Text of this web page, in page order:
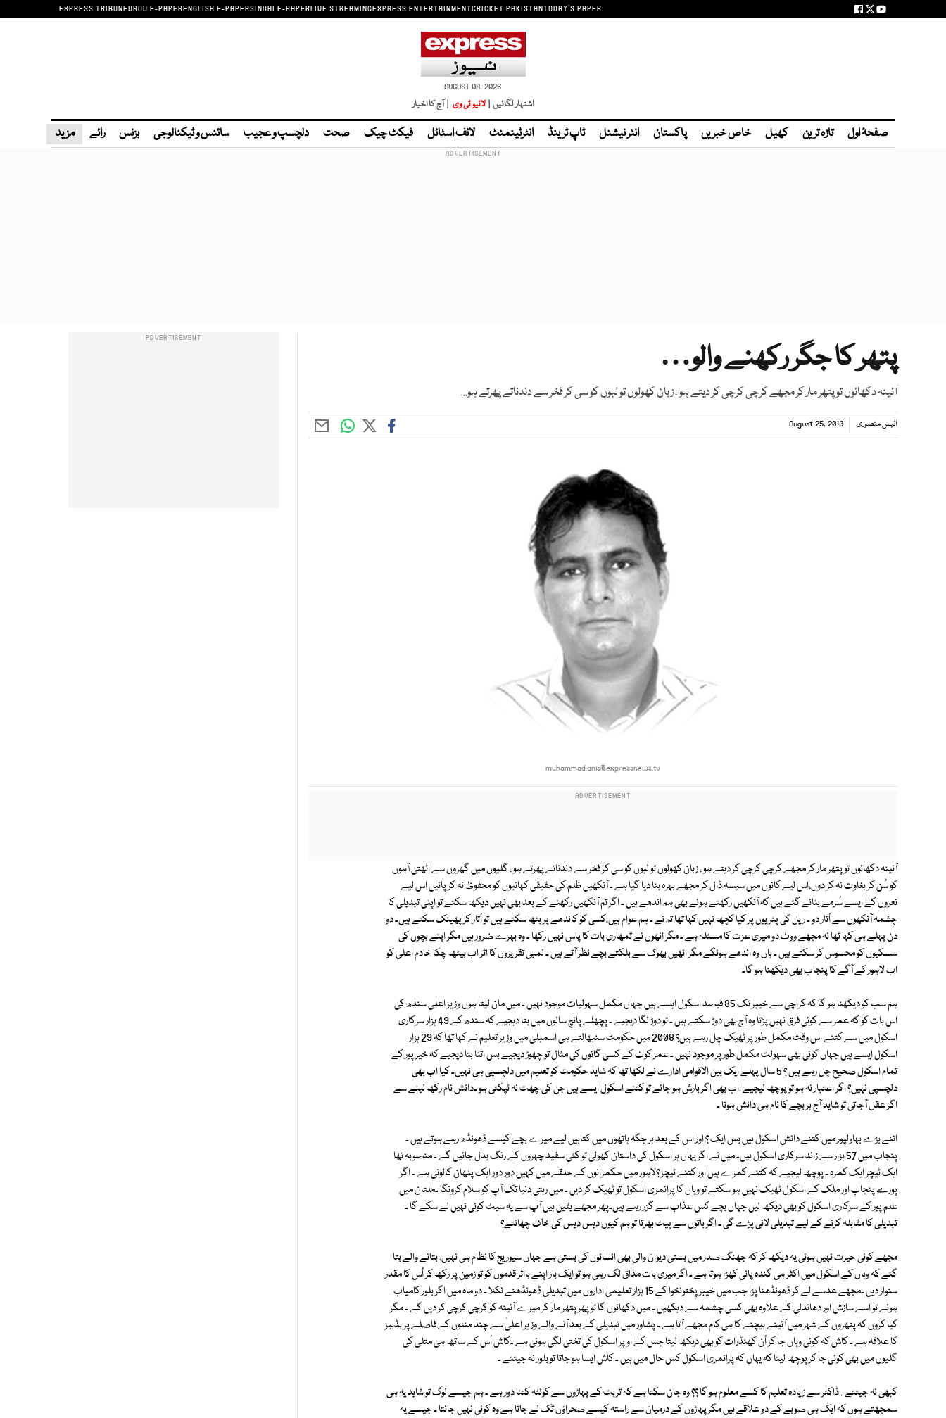
EXPRESS TRIBUNEURDU E-PAPERENGLISH E-PAPERSINDHI E-PAPERLIVE STREAMINGEXPRESS ENTERTAINMENTCRICKET PAKISTANTODAY'S PAPER
AUGUST 08, 2026
اشتہار لگائیں | لائیو ٹی وی | آج کا اخبار
صفحۂ اول تازہ ترین کھیل خاص خبریں پاکستان انٹر نیشنل ٹاپ ٹرینڈ انٹرٹینمنٹ لائف اسٹائل فیکٹ چیک صحت دلچسپ و عجیب سائنس و ٹیکنالوجی بزنس رائے مزید
پتھر کا جگر رکھنے والو…
آئینہ دکھائوں تو پتھر مار کر مجھے کرچی کرچی کر دیتے ہو ، زبان کھولوں تو لبوں کو سی کر فخر سے دندناتے پھرتے ہو...
انیس منصوری August 25, 2013
muhammad.anis@expressnews.tv
آئینہ دکھائوں تو پتھر مار کر مجھے کرچی کرچی کر دیتے ہو ، زبان کھولوں تو لبوں کو سی کر فخر سے دندناتے پھرتے ہو ، گلیوں میں گھروں سے اٹھتی آہوں
کو سُن کر بغاوت نہ کر دوں،اس لیے کانوں میں سیسہ ڈال کر مجھے بہرہ بنا دیا گیا ہے ۔ آنکھیں ظلم کی حقیقی کہانیوں کو محفوظ نہ کر پائیں اس لیے
نعروں کے ایسے سُرمے بنائے گئے ہیں کہ آنکھیں رکھتے ہوئے بھی ہم اندھے ہیں ۔ اگر تم آنکھیں رکھنے کے بعد بھی نہیں دیکھ سکتے تو اپنی تبدیلی کا
چشمہ آنکھوں سے اُتار دو ۔ ریل کی پٹریوں پر کیا کچھ نہیں کہا تھا تم نے ۔ ہم عوام ہیں،کسی کو کاندھے پر بٹھا سکتے ہیں تو اُتار کر پھینک سکتے ہیں۔ دو
دن پہلے ہی کہا تھا نہ مجھے ووٹ دو میری عزت کا مسئلہ ہے ۔ مگر انھوں نے تمھاری بات کا پاس نہیں رکھا ۔ وہ بہرے ضرور ہیں مگر اپنے بچوں کی
سسکیوں کو محسوس کر سکتے ہیں ۔ ہاں وہ اندھے ہونگے مگر انھیں بھوک سے بلکتے بچے نظر آتے ہیں ۔ لمبی تقریروں کا اثر اب بیٹھ چکا خادم اعلی کو
اب لاہور کے آگے کا پنجاب بھی دیکھنا ہو گا۔
ہم سب کو دیکھنا ہو گا کہ کراچی سے خیبر تک 85 فیصد اسکول ایسے ہیں جہاں مکمل سہولیات موجود نہیں ۔ میں مان لیتا ہوں وزیر اعلی سندھ کی
اس بات کو کہ عمر سے کوئی فرق نہیں پڑتا وہ آج بھی دوڑ سکتے ہیں ۔ تو دوڑ لگا دیجیے ۔ پچھلے پانچ سالوں میں بتا دیجیے کہ سندھ کے 49 ہزار سرکاری
اسکول میں سے کتنے اس وقت مکمل طور پر ٹھیک چل رہے ہیں؟ 2008 میں حکومت سنبھالتے ہی اسمبلی میں وزیر تعلیم نے کہا تھا کہ 29 ہزار
اسکول ایسے ہیں جہاں کوئی بھی سہولت مکمل طور پر موجود نہیں ۔ عمر کوٹ کے کسی گائوں کی مثال تو چھوڑ دیجیے بس اتنا بتا دیجیے کہ خیر پور کے
تمام اسکول صحیح چل رہے ہیں ؟ 5 سال پہلے ایک بین الاقوامی ادارے نے لکھا تھا کہ شاید حکومت کو تعلیم میں دلچسپی ہی نہیں۔ کیا اب بھی
دلچسپی نہیں؟ اگر اعتبار نہ ہو تو پوچھ لیجیے ،اب بھی اگر بارش ہو جائے تو کتنے اسکول ایسے ہیں جن کی چھت نہ ٹپکتی ہو ۔دانش نام رکھ لینے سے
اگر عقل آجاتی تو شاید آج ہر بچے کا نام ہی دانش ہوتا ۔
اتنے بڑے بہاولپور میں کتنے دانش اسکول ہیں بس ایک ؟ْ اور اس کے بعد ہر جگہ ہاتھوں میں کتابیں لیے میرے بچے کیسے ڈھونڈھ رہے ہوتے ہیں ۔
پنجاب میں 57 ہزار سے زائد سرکاری اسکول ہیں۔ میں نے اگر یہاں ہر اسکول کی داستان کھولی تو کئی سفید چہروں کے رنگ بدل جائیں گے ۔ منصوبہ تھا
ایک ٹیچر ایک کمرہ ۔ پوچھ لیجیے کہ کتنے کمرے ہیں اور کتنے ٹیچر ؟لاہور میں حکمرانوں کے حلقے میں کہیں دور دور ایک پٹھان کالونی ہے ۔ اگر
پورے پنجاب اور ملک کے اسکول ٹھیک نہیں ہو سکتے تو وہاں کا پرائمری اسکول تو ٹھیک کر دیں ۔ میں رہتی دنیا تک آپ کو سلام کرونگا ۔ملتان میں
علم پور کے سرکاری اسکول کو بھی دیکھ لیں جہاں بچے کس عذاب سے گزر رہے ہیں۔پھر مجھے یقین ہیں آپ سے یہ سیٹ کوئی نہیں لے سکے گا ۔
تبدیلی کا مقابلہ کرنے کے لیے تبدیلی لانی پڑے گی ۔ اگر باتوں سے پیٹ بھرتا تو ہم کیوں دیس دیس کی خاک چھانتے؟
مجھے کوئی حیرت نہیں ہوئی یہ دیکھ کر کہ جھنگ صدر میں بستی دیوان والی بھی انسانوں کی بستی ہے جہاں سیوریج کا نظام ہی نہیں، بتانے والے بتا
گئے کہ وہاں کے اسکول میں اکثر ہی گندہ پانی کھڑا ہوتا ہے ۔ اگر میری بات مذاق لگ رہی ہو تو ایک بار اپنے بااثر قدموں کو تو زمین پر رکھ کر اُس کا مقدر
سنوار دیں ۔مجھے عدسے لے کر ڈھونڈھنا پڑا جب میں خیبر پختونخوا کے 15 ہزار تعلیمی اداروں میں تبدیلی ڈھونڈھنے نکلا ۔ دو ماہ میں اگر بلور کامیاب
ہوئے تو اسے سازش اور دھاندلی کے علاوہ بھی کسی چشمہ سے دیکھیں ۔ میں دکھائوں گا تو پھر پتھر مار کر میرے آئینہ کو کرچی کرچی کر دیں گے ۔ مگر
کیا کروں کہ پتھروں کے شہر میں آئینے بیچنے کا ہی کام مجھے آتا ہے ۔ پشاور میں تبدیلی کے بعد آنے والے وزیر اعلیٰ سے چند منٹوں کے فاصلے پر بڈبیر
کا علاقہ ہے ۔ کاش کہ کوئی وہاں جا کر اُن کھنڈرات کو بھی دیکھ لیتا جس کے اوپر اسکول کی تختی لگی ہوئی ہے ۔کاش اُس کے ساتھ ہی متلی کی
گلیوں میں بھی کوئی جا کر پوچھ لیتا کہ یہاں کہ پرائمری اسکول کس حال میں ہیں ۔ کاش ایسا ہو جاتا تو بلور نہ جیتتے ۔
کبھی نہ جیتتے ...ڈاکٹر سے زیادہ تعلیم کا کسے معلوم ہو گا ؟؟ وہ جان سکتا ہے کہ تربت کے پہاڑوں سے کوئٹہ کتنا دور ہے ۔ ہم جیسے لوگ تو شاید یہ ہی
سمجھتے ہوں کہ ایک ہی صوبے کے دو علاقے ہیں مگر پہاڑوں کے درمیان سے راستہ کیسے صحراؤں تک لے جاتا ہے وہ کوئی نہیں جانتا ۔ جیسے یہ